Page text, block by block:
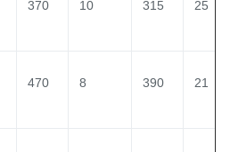
370 10 315 25
470 8 390 21